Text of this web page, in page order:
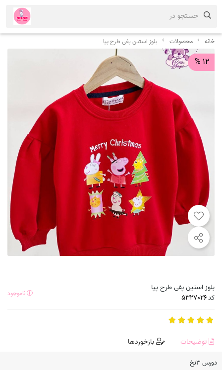
خانه محصولات بلوز استین پفی طرح پپا
12 %
بلوز استین پفی طرح پپا
کد ناموجود
توضیحات بازخوردها
دورس ۳نخ
جستجو در